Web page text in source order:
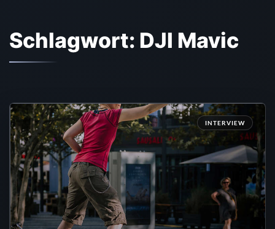
Schlagwort: DJI Mavic
INTERVIEW